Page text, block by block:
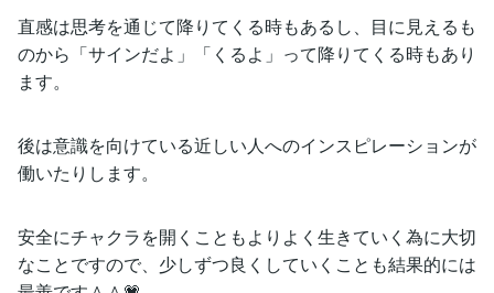
直感は思考を通じて降りてくる時もあるし、目に見えるも
のから「サインだよ」「くるよ」って降りてくる時もあり
ます。
後は意識を向けている近しい人へのインスピレーションが
働いたりします。
安全にチャクラを開くこともよりよく生きていく為に大切
なことですので、少しずつ良くしていくことも結果的には